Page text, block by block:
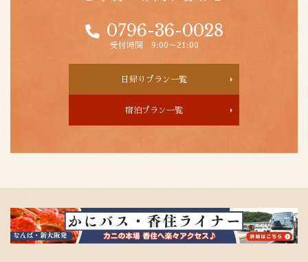
0796-36-0028
受付時間 9:00〜21:00
日帰りプラン一覧
宿泊プラン一覧